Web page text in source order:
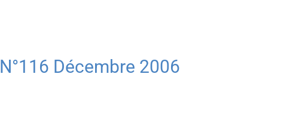
N°116 Décembre 2006